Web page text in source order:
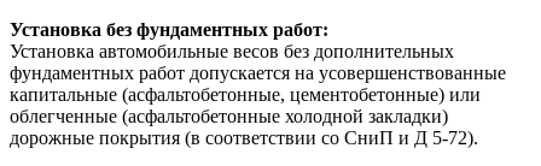
Установка без фундаментных работ:
Установка автомобильные весов без дополнительных
фундаментных работ допускается на усовершенствованные
капитальные (асфальтобетонные, цементобетонные) или
облегченные (асфальтобетонные холодной закладки)
дорожные покрытия (в соответствии со СниП и Д 5-72).